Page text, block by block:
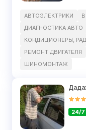
АВТОЭЛЕКТРИКИ
ДИАГНОСТИКА АВТО
КОНДИЦИОНЕРЫ,
РЕМОНТ ДВИГАТЕЛЯ
ШИНОМОНТАЖ
24/7